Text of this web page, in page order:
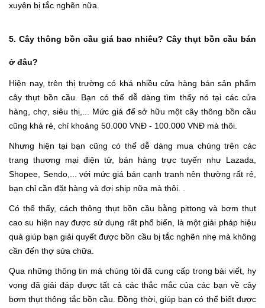
xuyên bị tắc nghẽn nữa.
5. Cây thông bồn cầu giá bao nhiêu? Cây thụt bồn cầu bán
ở đâu?
Hiện nay, trên thị trường có khá nhiều cửa hàng bán sản phẩm
cây thụt bồn cầu. Bạn có thể dễ dàng tìm thấy nó tại các cửa
hàng, chợ, siêu thị,... Mức giá để sở hữu một cây thông bồn cầu
cũng khá rẻ, chỉ khoảng 50.000 VNĐ - 100.000 VNĐ mà thôi.
Nhưng hiện tại bạn cũng có thể dễ dàng mua chúng trên các
trang thương mại điện tử, bán hàng trực tuyến như Lazada,
Shopee, Sendo,... với mức giá bán cạnh tranh nên thường rất rẻ,
bạn chỉ cần đặt hàng và đợi ship nữa mà thôi. .
Có thể thấy, cách thông thụt bồn cầu bằng pittong và bơm thụt
cao su hiện nay được sử dụng rất phổ biến, là một giải pháp hiệu
quả giúp bạn giải quyết được bồn cầu bị tắc nghẽn nhẹ mà không
cần đến thợ sửa chữa.
Qua những thông tin mà chúng tôi đã cung cấp trong bài viết, hy
vọng đã giải đáp được tất cả các thắc mắc của các bạn về cây
bơm thụt thông tắc bồn cầu. Đồng thời, giúp bạn có thể biết được